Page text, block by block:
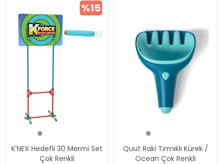
K'NEX Hedefli 30 Mermi Set
Çok Renkli
%15
Quut Raki Tırmıklı Kürek /
Ocean Çok Renkli